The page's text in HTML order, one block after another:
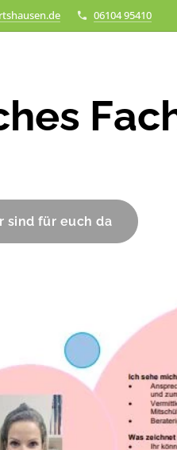
06104 95410
sind für euch da